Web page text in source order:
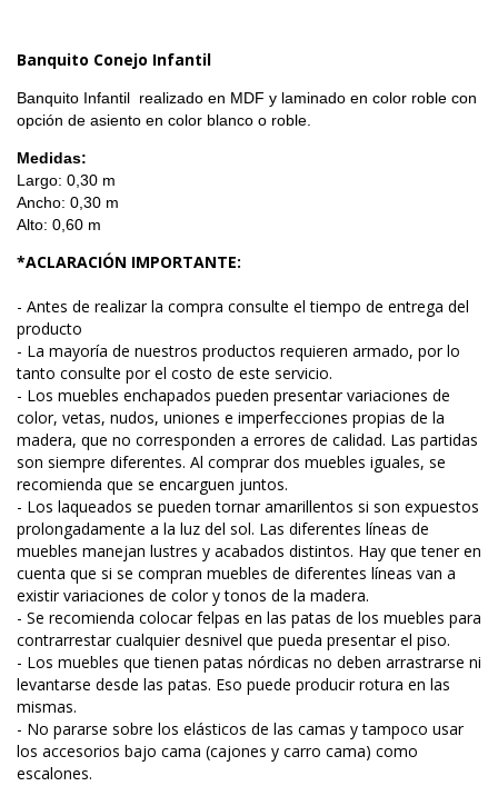
Banquito Conejo Infantil
Banquito Infantil realizado en MDF y laminado en color roble con
opción de asiento en color blanco o roble.
Medidas:
Largo: 0,30 m
Ancho: 0,30 m
Alto: 0,60 m
*ACLARACIÓN IMPORTANTE:
- Antes de realizar la compra consulte el tiempo de entrega del
producto
- La mayoría de nuestros productos requieren armado, por lo
tanto consulte por el costo de este servicio.
- Los muebles enchapados pueden presentar variaciones de
color, vetas, nudos, uniones e imperfecciones propias de la
madera, que no corresponden a errores de calidad. Las partidas
son siempre diferentes. Al comprar dos muebles iguales, se
recomienda que se encarguen juntos.
- Los laqueados se pueden tornar amarillentos si son expuestos
prolongadamente a la luz del sol. Las diferentes líneas de
muebles manejan lustres y acabados distintos. Hay que tener en
cuenta que si se compran muebles de diferentes líneas van a
existir variaciones de color y tonos de la madera.
- Se recomienda colocar felpas en las patas de los muebles para
contrarrestar cualquier desnivel que pueda presentar el piso.
- Los muebles que tienen patas nórdicas no deben arrastrarse ni
levantarse desde las patas. Eso puede producir rotura en las
mismas.
- No pararse sobre los elásticos de las camas y tampoco usar
los accesorios bajo cama (cajones y carro cama) como
escalones.